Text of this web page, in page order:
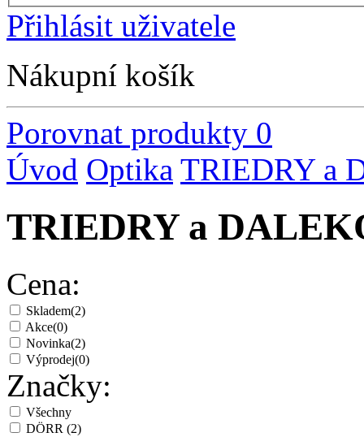
Přihlásit uživatele
Nákupní košík
Porovnat produkty 0
Úvod Optika TRIEDRY a
TRIEDRY a
Cena:
Skladem(2)
Akce(0)
Novinka(2)
Výprodej(0)
Značky:
Všechny
DÖRR (2)